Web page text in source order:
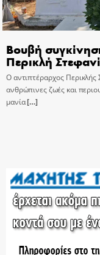
Βουβή
Περικλή
Ο αντιπτέραρχος Περικλής
ανθρώπινες ζωές και
μανία[…]